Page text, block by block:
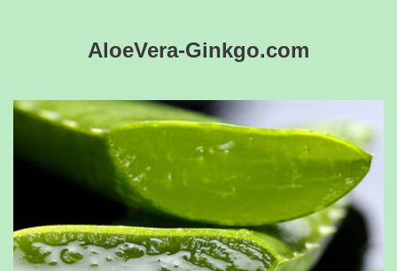
AloeVera-Ginkgo.com